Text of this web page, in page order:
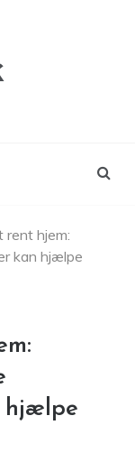
hjem:
kan hjælpe
hjælpe